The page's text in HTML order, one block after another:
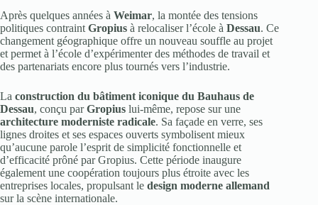
Après quelques années à Weimar, la montée des tensions
politiques contraint Gropius à relocaliser l’école à Dessau. Ce
changement géographique offre un nouveau souffle au projet
et permet à l’école d’expérimenter des méthodes de travail et
des partenariats encore plus tournés vers l’industrie.
La construction du bâtiment iconique du Bauhaus de
Dessau, conçu parGropius lui-même, repose sur une
architecture moderniste radicale. Sa façade en verre, ses
lignes droites et ses espaces ouverts symbolisent mieux
qu’aucune parole l’esprit de simplicité fonctionnelle et
d’efficacité prôné par Gropius. Cette période inaugure
également une coopération toujours plus étroite avec les
entreprises locales, propulsant le design moderne allemand
sur la scène internationale.